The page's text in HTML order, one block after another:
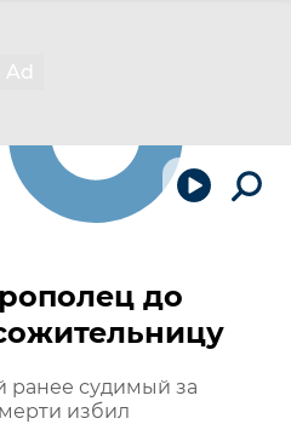
до
судимый за
избил